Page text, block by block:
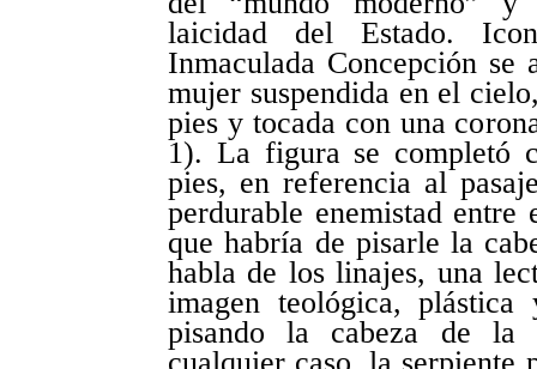
laicidad del Estado.
Inmaculada Concepción
mujer suspendida en el
pies y tocada con una
1). La figura se completó
pies, en referencia al
perdurable enemistad
que habría de pisarle la
habla de los linajes, una
imagen teológica,
pisando la cabeza de la